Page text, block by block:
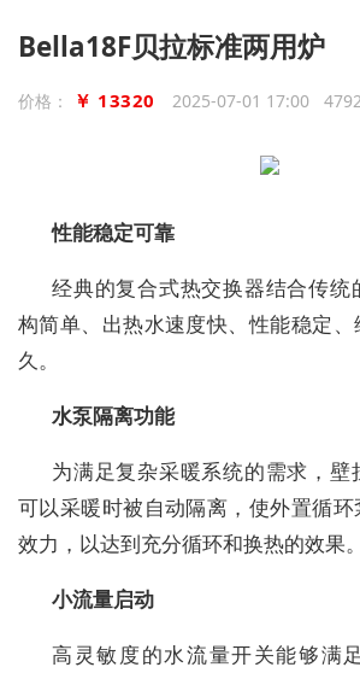
Bella18F贝拉标准两用炉
价格： ￥ 13320 2025-07-01 17:00
性能稳定可靠
经典的复合式热交换器结合传统
构简单、出热水速度快、性能稳定
久。
水泵隔离功能
为满足复杂采暖系统的需求，壁
可以采暖时被自动隔离，使外置循
效力，以达到充分循环和换热的效果。
小流量启动
高灵敏度的水流量开关能够满